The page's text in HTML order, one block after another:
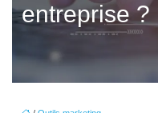
entreprise ?